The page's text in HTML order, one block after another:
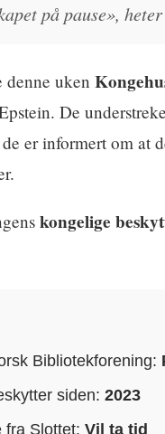
på pause»,
uken
De
er informert om at
kongelige
Bibliotekforening:
siden:2023
fra Slottet:Vil ta tid